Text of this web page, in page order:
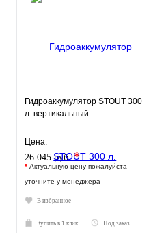
Гидроаккумулятор STOUT 300
л. вертикальный
Цена:
26 045 руб.*
* Актуальную цену пожалуйста
уточните у менеджера
В избранное
Купить в 1 клик Под заказ